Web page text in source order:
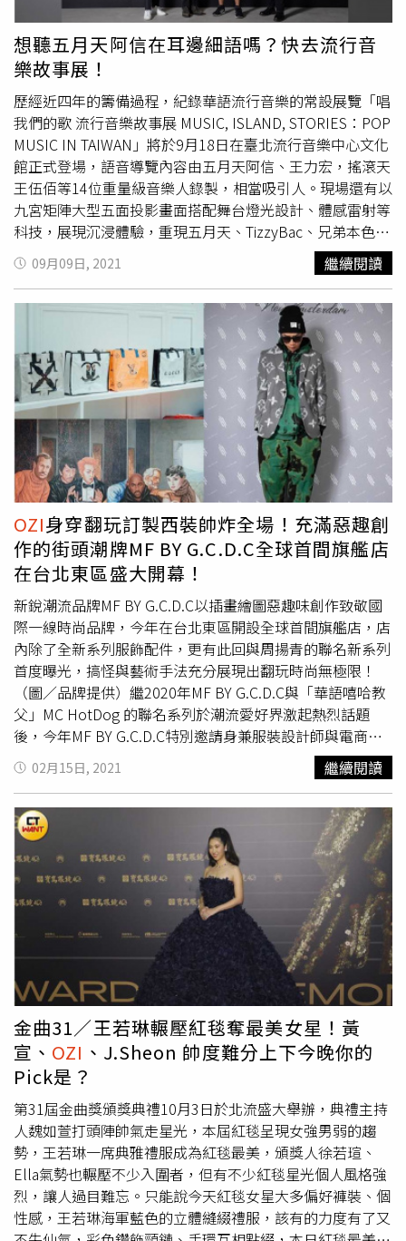
的！」更是大力推崇系列以饒舌歌詞作為印花的設計，讓同
樣熱愛音樂的她忍不住想收藏 ！（圖／品牌提供）新科金
曲新人王蛋堡，更是大方分享自己開始認識GUCCI就是因為
音樂，許多饒舌歌手想要表現「有錢」的時候，都很愛把
GUCCI寫進歌詞或是穿上身。像今天身上穿搭的GUCCI 100
週年限量的風衣外套、Monogram寬褲、球鞋等，都是他自
己私底下會穿的款式，但今天最想帶回家的單品首推身上的
這件風衣外套 ！（圖／品牌提供）一出場歡呼聲比兒子還
大聲的葉璦菱，一頭時髦俐落淺金色短髮，搭配80年代復古
雙排扣綠色絲絨印花西裝，面對兒子的各種叮嚀也只能在心
中OS「老娘走過的路比你多！」，更自曝自己「講不過兒
子」惹得全場爆笑。（圖／品牌提供）全新的《GUCCI 100
周年主題快閃店》登陸台北101購物商場四樓都會廣場，空
間揉合獨具一格的經典建築元素與極具未來主義設計的透明
拱形裝置，在純白色LED燈管與白色反光地板的映射下，陳
列著這次的GUCCI 100特別系列。此外，在快閃店更設置
「音樂輪盤裝置」外圈則呈現品牌自1921年開始使用的
GUCCI標識，隨著推動輪盤來切換不同曾在歌詞中提到
GUCCI的歌曲。
想聽五月天阿信在耳邊細語嗎？快去流行音
樂故事展！
歷經近四年的籌備過程，紀錄華語流行音樂的常設展覽「唱
我們的歌 流行音樂故事展 MUSIC, ISLAND, STORIES：POP
MUSIC IN TAIWAN」將於9月18日在臺北流行音樂中心文化
館正式登場，語音導覽內容由五月天阿信、王力宏，搖滾天
王伍佰等14位重量級音樂人錄製，相當吸引人。現場還有以
九宮矩陣大型五面投影畫面搭配舞台燈光設計、體感雷射等
科技，展現沉浸體驗，重現五月天、TizzyBac、兄弟本色與
田馥甄等四組藝人的演唱會超嗨現場。此外，4位重量級策
展人來頭不小，由策展人梁浩軒以及李明道（Akibo)、馬世
芳、五月天瑪莎一同參與，瑪莎見證臺灣流行音樂全盛時
期，更有多首膾炙人口歌曲跨越世代傳唱，策展時以歌迷角
度出發，選擇最能展現臺灣流行音樂的歌曲與物件。這次常
設展邀請知名製作人王希文擔任音樂總監，搭配盧建彰導演
的文案，為展覽混音串接111首歌曲及12段語音導覽；更邀
請音樂教父李宗盛、臺語流行歌曲前輩文夏與文香、陶晶
瑩、劉若英，金曲獎最佳貢獻獎羅大佑、民歌之母陶曉清、
陳綺貞、張艾嘉、英語導覽則由新生代歌手 9m88 與OZI
擔綱，讓觀眾在重量級音樂人帶領下，更深刻感受每一展區
與臺灣流行音樂背後故事。
09月09日, 2021 繼續閱讀
OZI身穿翻玩訂製西裝帥炸全場！充滿惡趣創
作的街頭潮牌MF BY G.C.D.C全球首間旗艦店
在台北東區盛大開幕！
新銳潮流品牌MF BY G.C.D.C以插畫繪圖惡趣味創作致敬國
際一線時尚品牌，今年在台北東區開設全球首間旗艦店，店
內除了全新系列服飾配件，更有此回與周揚青的聯名新系列
首度曝光，搞怪與藝術手法充分展現出翻玩時尚無極限！
（圖／品牌提供）繼2020年MF BY G.C.D.C與「華語嘻哈教
父」MC HotDog 的聯名系列於潮流愛好界激起熱烈話題
後，今年MF BY G.C.D.C特別邀請身兼服裝設計師與電商企
業家的網路紅人周揚青，一同合作推出「MF by GRACE」系
列創作。（圖／品牌提供）插畫家VANZ CHIANG將她豪爽
霸氣的形象注入本次的聯名LOGO中，利用幽默的肢體動作
重新塑造GRACE CHOW字樣，體現時而俏皮時而酷帥的周
揚青。此次聯名產品多樣，包括大學T、帽T、短袖、羽絨外
套、行李箱等，從服裝到生活用品種類商品眾多。（圖／品
牌提供）延續品牌予人的年輕創意及藝術氣息，也同樣以藝
廊為主體概念，現場更展出作品被小勞勃道尼大讚的台灣新
銳藝術家鐘凱翔的裝置藝術，本次以瓦楞紙打造出由周揚青
為形象、高達230公分GRACE CHOW開頭的字母「G」大型
創作，打造充滿藝術氛圍創意空間。（圖／品牌提供）（圖
／品牌提供）開幕派對上，宋芸樺穿著「MF by GRACE」短
版帽Tee搭配高腰寶藍長裙及球鞋出席活動，潮味十足而不
失優雅，而另一位嘉賓OZI則是穿著一身由極具話題的西裝
訂製機台製作的灰色西裝現身，帥出新高度！現場更有反骨
男孩孫生、酷炫、蕾菈，阿樂、筱崎泫、程予希、Lolita、
瑤瑤、Apple等眾多藝人朋友們出席力挺。（圖／品牌提
供）
02月15日, 2021 繼續閱讀
金曲31／王若琳輾壓紅毯奪最美女星！黃
宣、 OZI 、J.Sheon 帥度難分上下今晚你的
Pick是？
第31屆金曲獎頒獎典禮10月3日於北流盛大舉辦，典禮主持
人魏如萱打頭陣帥氣走星光，本屆紅毯呈現女強男弱的趨
勢，王若琳一席典雅禮服成為紅毯最美，頒獎人徐若瑄、
Ella氣勢也輾壓不少入圍者，但有不少紅毯星光個人風格強
烈，讓人過目難忘。只能說今天紅毯女星大多偏好褲裝、個
性感，王若琳海軍藍色的立體縫綴禮服，該有的力度有了又